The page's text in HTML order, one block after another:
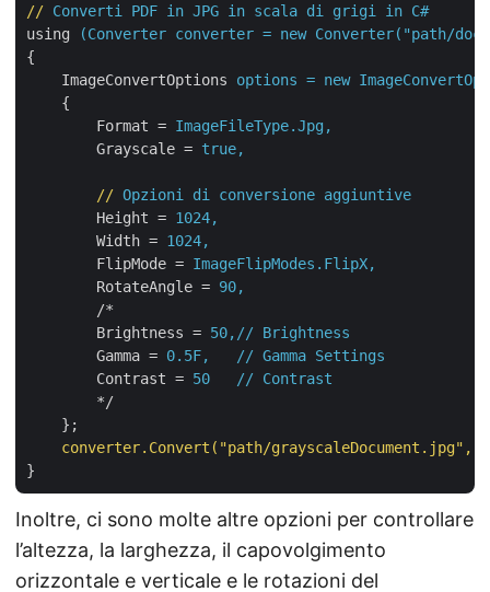
// Converti PDF in JPG in scala di grigi in C#
using
(Converter converter = new Converter("path/
{
ImageConvertOptions
options = new
{
Format = ImageFileType.Jpg,
Grayscale = true,
// Opzioni di conversione aggiuntive
Height = 1024,
Width = 1024,
FlipMode = ImageFlipModes.FlipX,
RotateAngle = 90,
/*
Brightness = 50,// Brightness
Gamma = 0.5F,   // Gamma Settings
Contrast = 50   // Contrast
*/
};
converter.Convert("path/grayscaleDocument.jpg",
}
Inoltre, ci sono molte altre opzioni per controllare
l’altezza, la larghezza, il capovolgimento
orizzontale e verticale e le rotazioni del